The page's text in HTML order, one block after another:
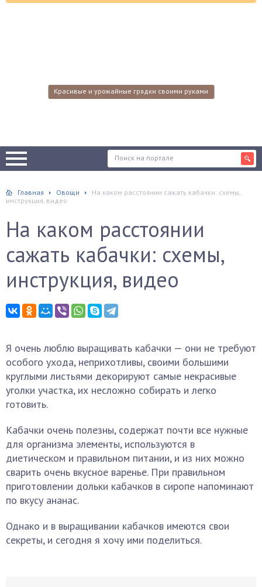
Красивые и урожайные грядки своими руками
Главная Овощи
На каком расстоянии сажать кабачки: схемы,
инструкция, видео
На каком расстоянии
сажать кабачки: схемы,
инструкция, видео
Я очень люблю выращивать кабачки — они не требуют
особого ухода, неприхотливы, своими большими
круглыми листьями декорируют самые некрасивые
уголки участка, их несложно собирать и легко
готовить.
Кабачки очень полезны, содержат почти все нужные
для организма элементы, используются в
диетическом и правильном питании, и из них можно
сварить очень вкусное варенье. При правильном
приготовлении дольки кабачков в сиропе напоминают
по вкусу ананас.
Однако и в выращивании кабачков имеются свои
секреты, и сегодня я хочу ими поделиться.